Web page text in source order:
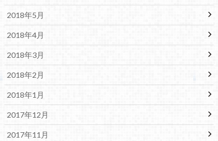
2018年5月
2018年4月
2018年3月
2018年2月
2018年1月
2017年12月
2017年11月